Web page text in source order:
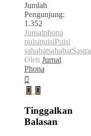
Jumlah
Pengunjung:
1.352
Jurnalphona
puisipuisiPuisi
sahabatsahabatSastra
Oleh Jurnal
Phona
Tinggalkan
Balasan